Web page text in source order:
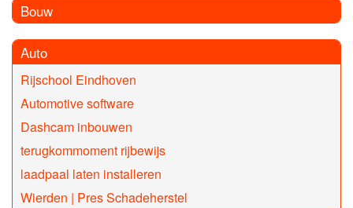
Bouw
Auto
Rijschool Eindhoven
Automotive software
Dashcam inbouwen
terugkommoment rijbewijs
laadpaal laten installeren
Wierden | Pres Schadeherstel